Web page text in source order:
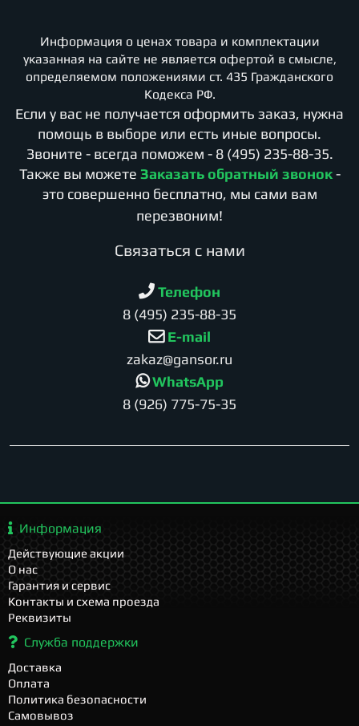
Информация о ценах товара и комплектации
указанная на сайте не является офертой в смысле,
определяемом положениями ст. 435 Гражданского
Кодекса РФ.
Если у вас не получается оформить заказ, нужна
помощь в выборе или есть иные вопросы.
Звоните - всегда поможем - 8 (495) 235-88-35.
Также вы можете Заказать обратный звонок -
это совершенно бесплатно, мы сами вам
перезвоним!
Cвязаться с нами
Телефон
8 (495) 235-88-35
E-mail
zakaz@gansor.ru
WhatsApp
8 (926) 775-75-35
Информация
Действующие акции
О нас
Гарантия и сервис
Контакты и схема проезда
Реквизиты
Служба поддержки
Доставка
Оплата
Политика безопасности
Самовывоз